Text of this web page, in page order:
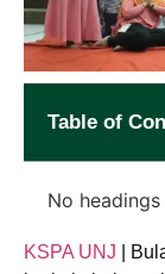
Table of
No
KSPA UNJ |